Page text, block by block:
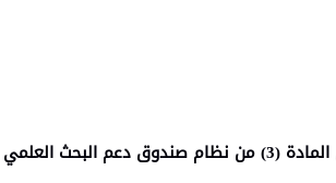
2018 الآتية: